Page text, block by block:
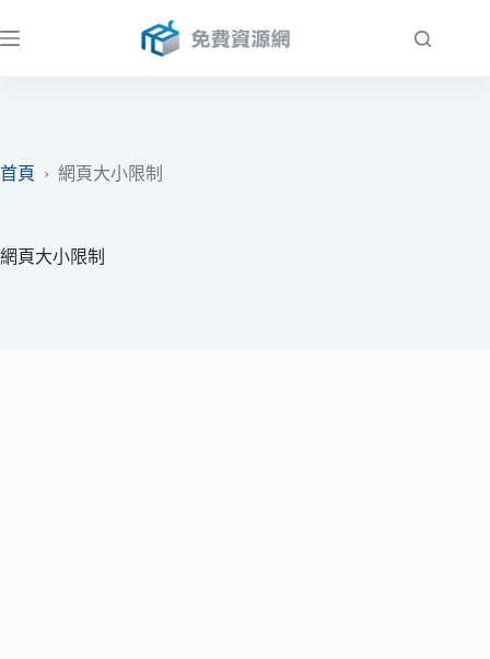
至
首頁
› 網頁大小限制
網頁大小限制